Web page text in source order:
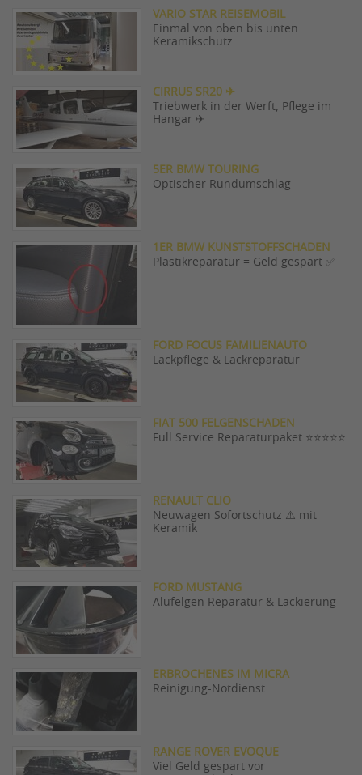
VARIO STAR REISEMOBIL
Einmal von oben bis unten
Keramikschutz
CIRRUS SR20 ✈
Triebwerk in der Werft, Pflege im
Hangar ✈
5ER BMW TOURING
Optischer Rundumschlag
1ER BMW KUNSTSTOFFSCHADEN
Plastikreparatur = Geld gespart ✅
FORD FOCUS FAMILIENAUTO
Lackpflege & Lackreparatur
FIAT 500 FELGENSCHADEN
Full Service Reparaturpaket ⭐️⭐️⭐️⭐️⭐️
RENAULT CLIO
Neuwagen Sofortschutz ⚠️ mit
Keramik
FORD MUSTANG
Alufelgen Reparatur & Lackierung
ERBROCHENES IM MICRA
Reinigung-Notdienst
RANGE ROVER EVOQUE
Viel Geld gespart vor